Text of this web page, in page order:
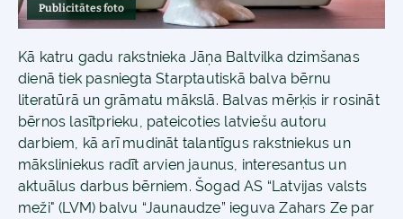
Publicitātes foto
Kā katru gadu rakstnieka Jāņa Baltvilka dzimšanas
dienā tiek pasniegta Starptautiskā balva bērnu
literatūrā un grāmatu mākslā. Balvas mērķis ir rosināt
bērnos lasītprieku, pateicoties latviešu autoru
darbiem, kā arī mudināt talantīgus rakstniekus un
māksliniekus radīt arvien jaunus, interesantus un
aktuālus darbus bērniem. Šogad AS “Latvijas valsts
meži" (LVM) balvu “Jaunaudze” ieguva Zahars Ze par